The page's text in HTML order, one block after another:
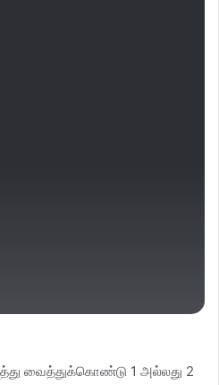
வைத்துக்கொண்டு 1 அல்லது 2